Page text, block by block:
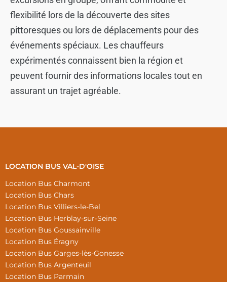
flexibilité lors de la découverte des sites
pittoresques ou lors de déplacements pour des
événements spéciaux. Les chauffeurs
expérimentés connaissent bien la région et
peuvent fournir des informations locales tout en
assurant un trajet agréable.
LOCATION BUS VAL-D'OISE
Location Bus Charmont
Location Bus Chars
Location Bus Villiers-le-Bel
Location Bus Herblay-sur-Seine
Location Bus Goussainville
Location Bus Éragny
Location Bus Garges-lès-Gonesse
Location Bus Argenteuil
Location Bus Parmain